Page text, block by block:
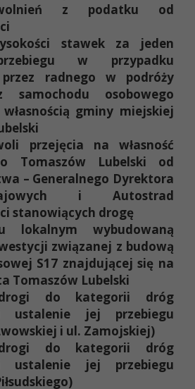
z podatku od
stawek za jeden
w przypadku
radnego w podróży
samochodu osobowego
własnością gminy miejskiej
przejęcia na własność
Tomaszów Lubelski od
– Generalnego Dyrektora
i Autostrad
stanowiących drogę
lokalnym wybudowaną
związanej z budową
S17 znajdującej się na
Tomaszów Lubelski
do kategorii dróg
ustalenie jej przebiegu
i ul. Zamojskiej)
do kategorii dróg
ustalenie jej przebiegu